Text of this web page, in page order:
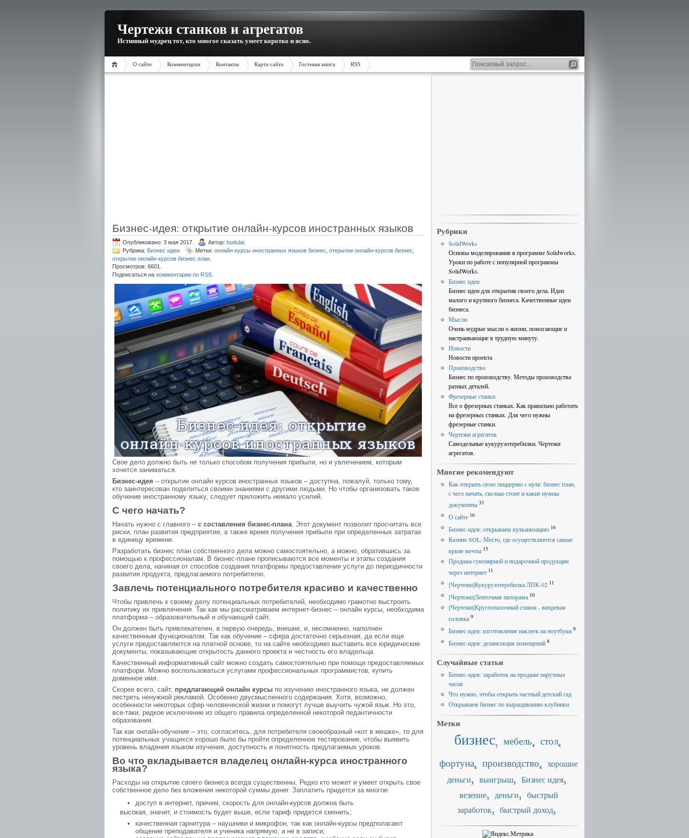
Чертежи станков и агрегатов
Истинный мудрец тот, кто многое сказать умеет коротко и ясно.
О сайте Комментарии Контакты Карта сайта Гостевая книга RSS
Бизнес-идея: открытие онлайн-курсов иностранных языков
Опубликовано: 3 мая 2017. Автор: budulai
Рубрика: Бизнес идеи Метки: онлайн-курсы иностранных языков бизнес открытие онлайн-курсов бизнес
открытие онлайн-курсов бизнес план
Просмотров: 6601.
Подписаться на комментарии по RSS.
Свое дело должно быть не только способом получения прибыли, но и увлечением, которым
хочется заниматься.
Бизнес-идея – открытие онлайн курсов иностранных языков – доступна, пожалуй, только тому,
кто заинтересован поделиться своими знаниями с другими людьми. Но чтобы организовать такое
обучение иностранному языку, следует приложить немало усилий.
С чего начать?
Начать нужно с главного – с составления бизнес-плана. Этот документ позволит просчитать все
риски, план развития предприятия, а также время получения прибыли при определенных затратах
в единицу времени.
Разработать бизнес план собственного дела можно самостоятельно, а можно, обратившись за
помощью к профессионалам. В бизнес-плане прописываются все моменты и этапы создания
своего дела, начиная от способов создания платформы предоставления услуги до периодичности
развития продукта, предлагаемого потребителю.
Завлечь потенциального потребителя красиво и качественно
Чтобы привлечь к своему делу потенциальных потребителей, необходимо грамотно выстроить
политику их привлечения. Так как мы рассматриваем интернет-бизнес – онлайн курсы, необходима
платформа – образовательный и обучающий сайт.
Он должен быть привлекателен, в первую очередь, внешне, и, несомненно, наполнен
качественным функционалом. Так как обучение – сфера достаточно серьезная, да если еще
услуги предоставляются на платной основе, то на сайте необходимо выставить все юридические
документы, показывающие открытость данного проекта и честность его владельца.
Качественный информативный сайт можно создать самостоятельно при помощи предоставляемых
платформ. Можно воспользоваться услугами профессиональных программистов, купить
доменное имя.
Скорее всего, сайт, предлагающий онлайн курсы по изучению иностранного языка, не должен
пестреть ненужной рекламой. Особенно двусмысленного содержания. Хотя, возможно,
особенности некоторых сфер человеческой жизни и помогут лучше выучить чужой язык. Но это,
все-таки, редкое исключение из общего правила определенной некоторой педантичности
образования.
Так как онлайн-обучение – это, согласитесь, для потребителя своеобразный «кот в мешке», то для
потенциальных учащихся хорошо было бы пройти определенное тестирование, чтобы выявить
уровень владения языком изучения, доступность и понятность предлагаемых уроков.
Во что вкладывается владелец онлайн-курса иностранного
языка?
Расходы на открытие своего бизнеса всегда существенны. Редко кто может и умеет открыть свое
собственное дело без вложения некоторой суммы денег. Заплатить придется за многое:
доступ в интернет, причем, скорость для онлайн-курсов должна быть
высокая, значит, и стоимость будет выше, если тариф придется сменить;
качественная гарнитура – наушники и микрофон, так как онлайн-курсы предполагают
общение преподавателя и ученика напрямую, а не в записи;
Рубрики
SolidWorks
Основы моделирования в программе Solidworks.
Уроки по работе с популярной программы
SolidWorks.
Бизнес идеи
Бизнес идеи для открытия своего дела. Идеи
малого и крупного бизнеса. Качественные идеи
бизнеса.
Мысли
Очень мудрые мысли о жизни, помогающие и
настраивающие в трудную минуту.
Новости
Новости проекта
Производство
Бизнес по производству. Методы производства
разных деталей.
Фрезерные станки
Все о фрезерных станках. Как правильно работать
на фрезерных станках. Для чего нужны
фрезерные станки.
Чертежи агрегатов
Самодельные кукурузотеребилки. Чертежи
агрегатов.
Многие рекомендуют
Как открыть свою пиццерию с нуля: бизнес план,
с чего начать, сколько стоит и какие нужны
документы 33
О сайте 16
Бизнес-идея: открываем вулканизацию 16
Казино SOL: Место, где осуществляются самые
яркие мечты 15
Продажа сувенирной и подарочной продукции
через интернет 11
[Чертежи]Кукурузотеребилка ЛПК-02 11
[Чертежи]Ленточная пилорама 10
[Чертежи]Круглопалочный станок - вихревая
головка 9
Бизнес-идея: изготовление наклеек на ноутбуки 9
Бизнес-идея: дезинсекция помещений 8
Случайные статьи
Бизнес-идея: заработок на продаже наручных
часов
Что нужно, чтобы открыть частный детский сад
Открываем бизнес по выращиванию клубники
Метки
бизнес7 мебель4 стол4
фортуна4 производство4
хорошие
деньги3 выигрыш3 Бизнес идея3
везение3 деньги3
быстрый
заработок3 быстрый доход3